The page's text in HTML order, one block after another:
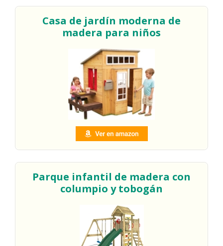
Casa de jardín moderna de
madera para niños
Parque infantil de madera con
columpio y tobogán